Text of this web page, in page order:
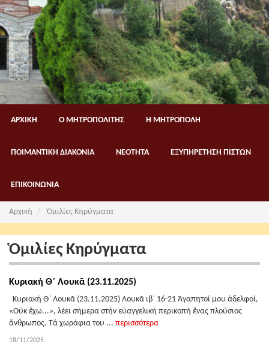
ΑΡΧΙΚΗ Ο ΜΗΤΡΟΠΟΛΙΤΗΣ Η ΜΗΤΡΟΠΟΛΗ
ΠΟΙΜΑΝΤΙΚΗ ΔΙΑΚΟΝΙΑ ΝΕΟΤΗΤΑ ΕΞΥΠΗΡΕΤΗΣΗ ΠΙΣΤΩΝ
ΕΠΙΚΟΙΝΩΝΙΑ
Αρχική Ὁμιλίες Κηρύγματα
Ὁμιλίες Κηρύγματα
Κυριακή Θ΄ Λουκᾶ (23.11.2025)
Κυριακή Θ΄ Λουκᾶ (23.11.2025) Λουκᾶ ιβ΄ 16-21 Ἀγαπητοί μου ἀδελφοί,
«Οὐκ ἔχω...», λέει σήμερα στήν εὐαγγελική περικοπή ἕνας πλούσιος
ἄνθρωπος. Τά χωράφια του ... περισσότερα
18/11/2025